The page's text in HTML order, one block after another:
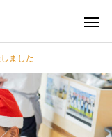
ました